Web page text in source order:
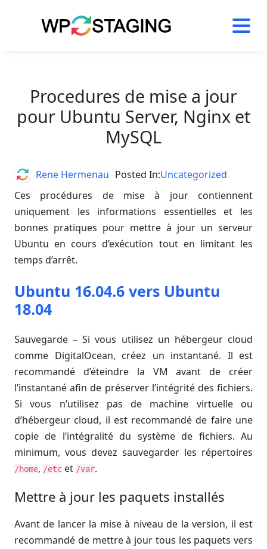
Procedures de mise a jour
pour Ubuntu Server, Nginx et
MySQL
Ces procédures de mise à jour contiennent
uniquement les informations essentielles et les
bonnes pratiques pour mettre à jour un serveur
Ubuntu en cours d’exécution tout en limitant les
temps d’arrêt.
Ubuntu 16.04.6 vers Ubuntu
18.04
Sauvegarde – Si vous utilisez un hébergeur cloud
comme DigitalOcean, créez un instantané. Il est
recommandé d’éteindre la VM avant de créer
l’instantané afin de préserver l’intégrité des fichiers.
Si vous n’utilisez pas de machine virtuelle ou
d’hébergeur cloud, il est recommandé de faire une
copie de l’intégralité du système de fichiers. Au
minimum, vous devez sauvegarder les répertoires
/home, /etc et /var.
Mettre à jour les paquets installés
Avant de lancer la mise à niveau de la version, il est
recommandé de mettre à jour tous les paquets vers
AuthorRene Hermenau Posted In:Uncategorized